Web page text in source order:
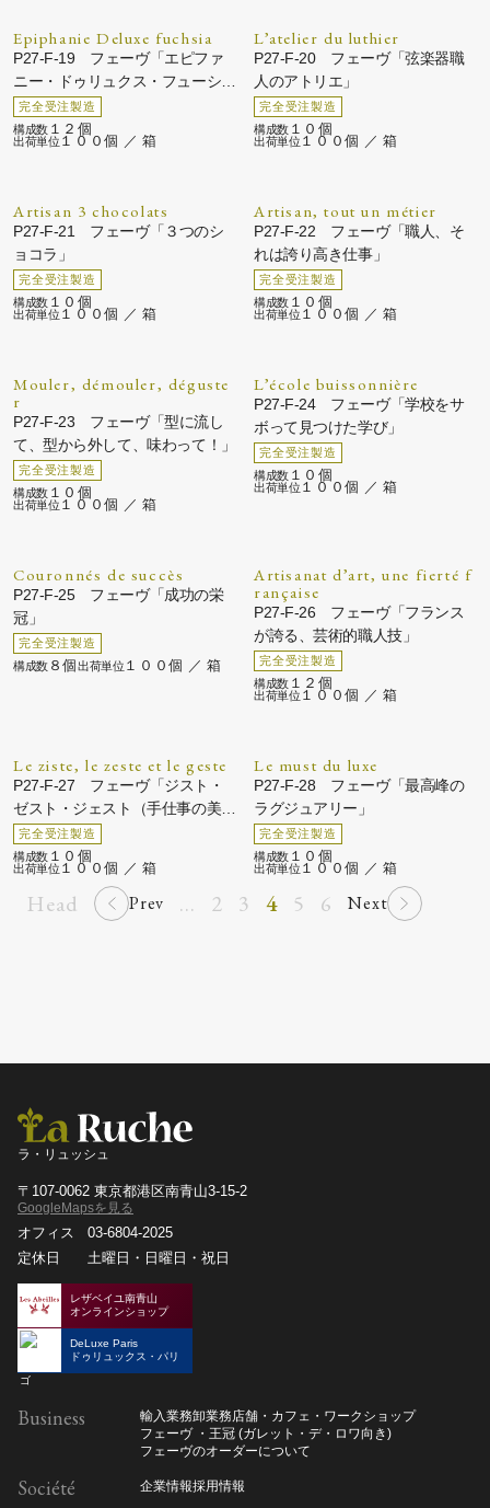
Epiphanie Deluxe fuchsia
P27-F-19 フェーヴ「エピファ
ニー・ドゥリュクス・フューシ
ャ」
１２個
１００個 ／ 箱
L’atelier du luthier
P27-F-20 フェーヴ「弦楽器職
人のアトリエ」
１０個
１００個 ／ 箱
Artisan 3 chocolats
P27-F-21 フェーヴ「３つのシ
ョコラ」
１０個
１００個 ／ 箱
Artisan, tout un métier
P27-F-22 フェーヴ「職人、そ
れは誇り高き仕事」
１０個
１００個 ／ 箱
Mouler, démouler, déguste
r
P27-F-23 フェーヴ「型に流し
て、型から外して、味わって！」
１０個
１００個 ／ 箱
L’école buissonnière
P27-F-24 フェーヴ「学校をサ
ボって見つけた学び」
１０個
１００個 ／ 箱
Couronnés de succès
P27-F-25 フェーヴ「成功の栄
冠」
８個 １００個 ／ 箱
Artisanat d’art, une fierté f
rançaise
P27-F-26 フェーヴ「フランス
が誇る、芸術的職人技」
１２個
１００個 ／ 箱
Le ziste, le zeste et le geste
P27-F-27 フェーヴ「ジスト・
ゼスト・ジェスト（手仕事の美
学）」
１０個
１００個 ／ 箱
Le must du luxe
P27-F-28 フェーヴ「最高峰の
ラグジュアリー」
１０個
１００個 ／ 箱
Head Prev ... 2 3 4 5 6 Next
ラ・リュッシュ
〒107-0062 東京都港区南青山3-15-2
GoogleMapsを見る
オフィス
03-6804-2025
定休日
土曜日・日曜日・祝日
レザベイユ南青山
オンラインショップ
DeLuxe Paris
ドゥリュックス・パリ
Business 輸入業務卸業務店舗・カフェ・ワークショップ
フェーヴ ・王冠 (ガレット・デ・ロワ向き)
フェーヴのオーダーについて
Société 企業情報採用情報